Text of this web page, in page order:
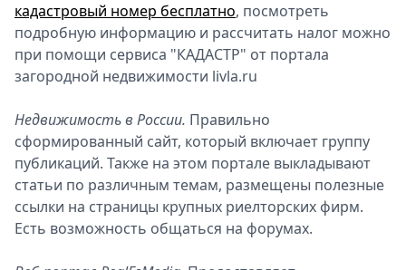
кадастровый номер бесплатно, посмотреть
подробную информацию и рассчитать налог можно
при помощи сервиса "КАДАСТР" от портала
загородной недвижимости livla.ru
Недвижимость в России. Правильно
сформированный сайт, который включает группу
публикаций. Также на этом портале выкладывают
статьи по различным темам, размещены полезные
ссылки на страницы крупных риелторских фирм.
Есть возможность общаться на форумах.